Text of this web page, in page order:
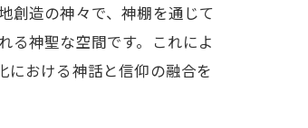
創造の神々で、神棚を通じて
る神聖な空間です。これによ
における神話と信仰の融合を